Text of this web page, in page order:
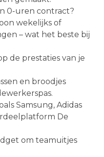
0-uren contract?
wekelijks of
– wat het beste bij
de prestaties van je
en broodjes
Samsung, Adidas
De
om teamuitjes